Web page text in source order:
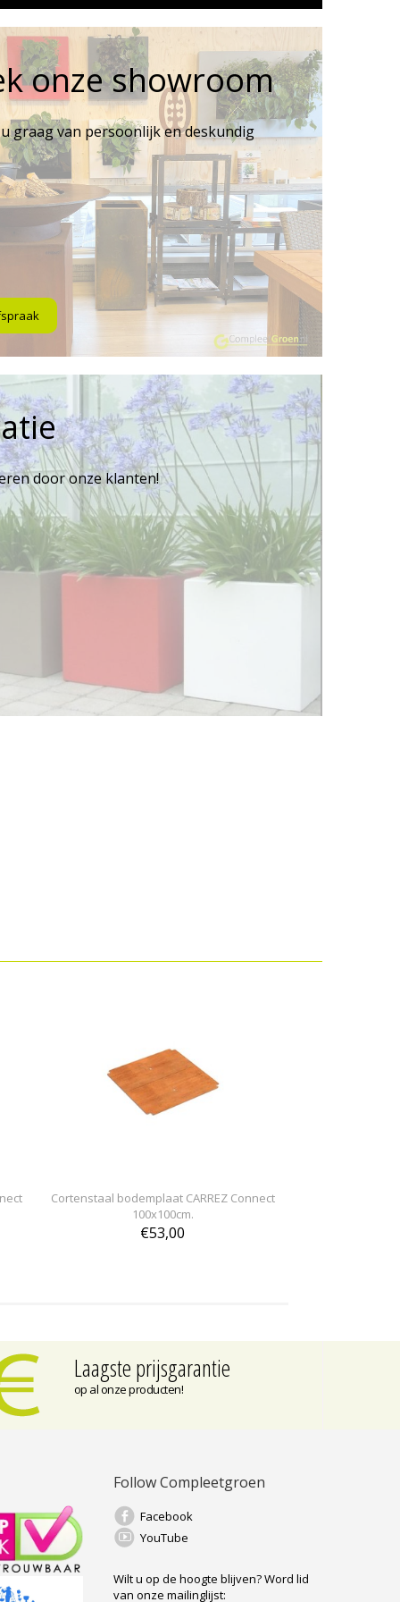
onze showroom
graag van persoonlijk en deskundig
door onze klanten!
Cortenstaal bodemplaat CARREZ Connect
100x100cm.
€53,00
Laagste prijsgarantie
op al onze producten!
Follow Compleetgroen
Facebook
YouTube
Wilt u op de hoogte blijven?Word lid
van onze mailinglijst: